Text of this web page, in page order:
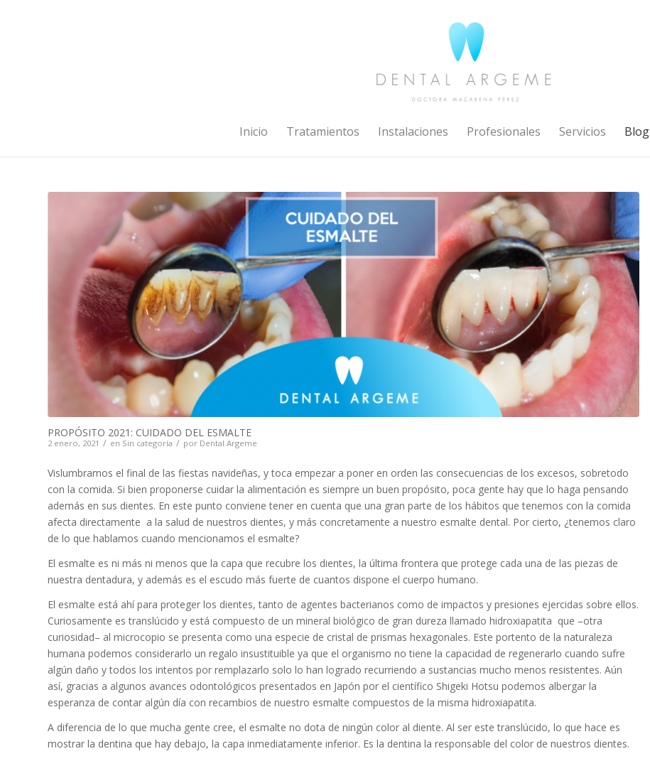
Inicio Tratamientos Instalaciones Profesionales Servicios Blog
PROPÓSITO 2021: CUIDADO DEL ESMALTE
2 enero, 2021 / en Sin categoría / por Dental Argeme
Vislumbramos el final de las fiestas navideñas, y toca empezar a poner en orden las consecuencias de los excesos, sobretodo
con la comida. Si bien proponerse cuidar la alimentación es siempre un buen propósito, poca gente hay que lo haga pensando
además en sus dientes. En este punto conviene tener en cuenta que una gran parte de los hábitos que tenemos con la comida
afecta directamente a la salud de nuestros dientes, y más concretamente a nuestro esmalte dental. Por cierto, ¿tenemos claro
de lo que hablamos cuando mencionamos el esmalte?
El esmalte es ni más ni menos que la capa que recubre los dientes, la última frontera que protege cada una de las piezas de
nuestra dentadura, y además es el escudo más fuerte de cuantos dispone el cuerpo humano.
El esmalte está ahí para proteger los dientes, tanto de agentes bacterianos como de impactos y presiones ejercidas sobre ellos.
Curiosamente es translúcido y está compuesto de un mineral biológico de gran dureza llamado hidroxiapatita que –otra
curiosidad– al microcopio se presenta como una especie de cristal de prismas hexagonales. Este portento de la naturaleza
humana podemos considerarlo un regalo insustituible ya que el organismo no tiene la capacidad de regenerarlo cuando sufre
algún daño y todos los intentos por remplazarlo solo lo han logrado recurriendo a sustancias mucho menos resistentes. Aún
así, gracias a algunos avances odontológicos presentados en Japón por el científico Shigeki Hotsu podemos albergar la
esperanza de contar algún día con recambios de nuestro esmalte compuestos de la misma hidroxiapatita.
A diferencia de lo que mucha gente cree, el esmalte no dota de ningún color al diente. Al ser este translúcido, lo que hace es
mostrar la dentina que hay debajo, la capa inmediatamente inferior. Es la dentina la responsable del color de nuestros dientes.